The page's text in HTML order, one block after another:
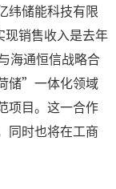
纬储能科技有限
现销售收入是去年
海通恒信战略合
储”一体化领域
项目。这一合作
同时也将在工商